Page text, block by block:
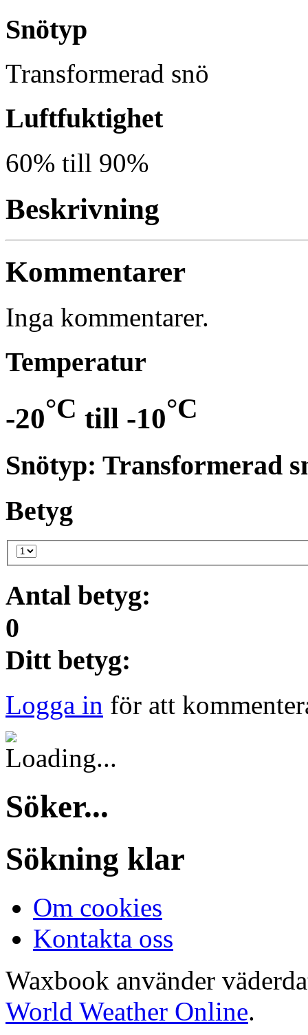
Snötyp
Transformerad snö
Luftfuktighet
60% till 90%
Beskrivning
Kommentarer
Inga kommentarer.
Temperatur
-20°C till -10°C
Snötyp: Transformerad
Betyg
Antal betyg:
0
Ditt betyg:
Logga in för att
Söker...
Sökning klar
Om cookies
Kontakta oss
Waxbook använder
World Weather Online.